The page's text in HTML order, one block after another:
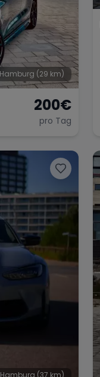
Hamburg (29 km)
200€
pro Tag
Hamburg (37 km)